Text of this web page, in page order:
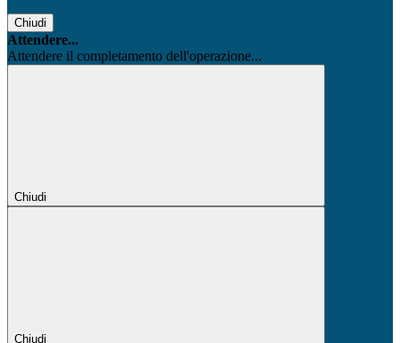
Chiudi
Attendere...
Attendere il completamento dell'operazione...
Chiudi
Chiudi